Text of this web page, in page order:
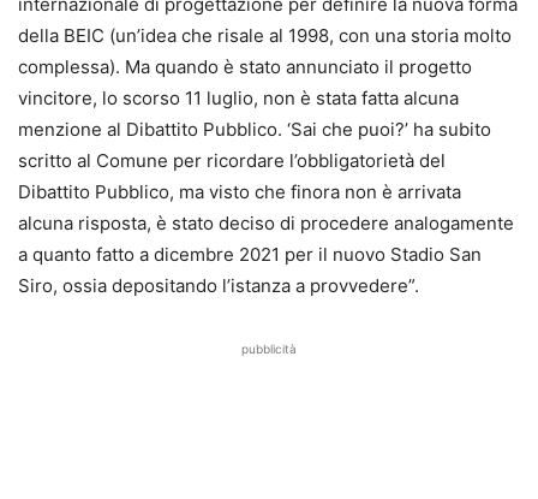
della BEIC (un’idea che risale al 1998, con una storia molto
complessa). Ma quando è stato annunciato il progetto
vincitore, lo scorso 11 luglio, non è stata fatta alcuna
menzione al Dibattito Pubblico. ‘Sai che puoi?’ ha subito
scritto al Comune per ricordare l’obbligatorietà del
Dibattito Pubblico, ma visto che finora non è arrivata
alcuna risposta, è stato deciso di procedere analogamente
a quanto fatto a dicembre 2021 per il nuovo Stadio San
Siro, ossia depositando l’istanza a provvedere”.
pubblicità